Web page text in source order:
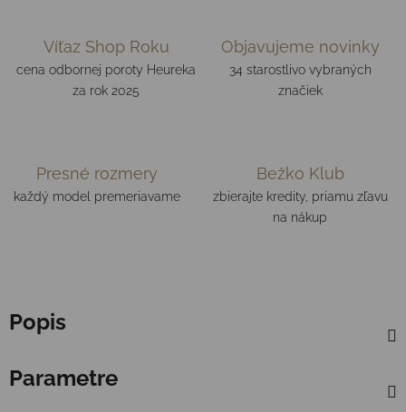
Víťaz Shop Roku
cena odbornej poroty Heureka
za rok 2025
Objavujeme novinky
34 starostlivo vybraných
značiek
Presné rozmery
každý model premeriavame
Bežko Klub
zbierajte kredity, priamu zľavu
na nákup
Popis
Parametre